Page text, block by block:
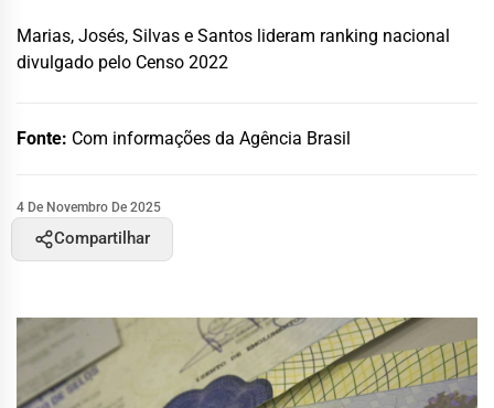
Marias, Josés, Silvas e Santos lideram ranking nacional
divulgado pelo Censo 2022
Fonte: Com informações da Agência Brasil
4 De Novembro De 2025
Compartilhar